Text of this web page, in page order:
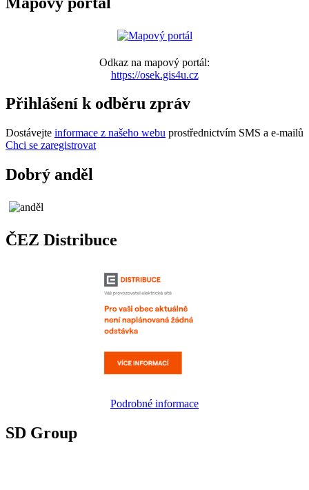
Odkaz na mapový portál:
https://osek.gis4u.cz
Přihlášení k odběru zpráv
Dostávejte informace z našeho webu prostřednictvím SMS a e-mailů
Chci se zaregistrovat
Dobrý anděl
ČEZ Distribuce
Podrobné informace
SD Group